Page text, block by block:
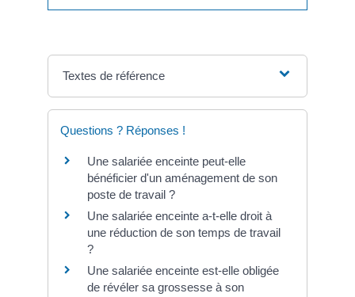
Textes de référence
Questions ? Réponses !
Une salariée enceinte peut-elle
bénéficier d'un aménagement de son
poste de travail ?
Une salariée enceinte a-t-elle droit à
une réduction de son temps de travail
?
Une salariée enceinte est-elle obligée
de révéler sa grossesse à son